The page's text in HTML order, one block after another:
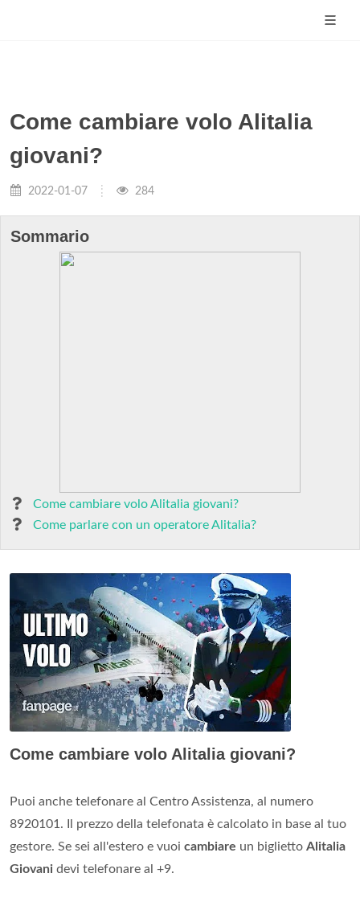
Come cambiare volo Alitalia
giovani?
2022-01-07 284
Sommario
Come cambiare volo Alitalia giovani?
Come parlare con un operatore Alitalia?
Come cambiare volo Alitalia giovani?
Puoi anche telefonare al Centro Assistenza, al numero
8920101. Il prezzo della telefonata è calcolato in base al tuo
gestore. Se sei all'estero e vuoi cambiare un biglietto Alitalia
Giovani devi telefonare al +9.